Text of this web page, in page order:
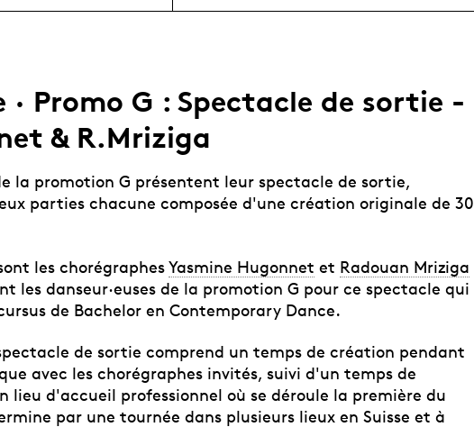
· Promo G : Spectacle de sortie -
& R.Mriziga
la promotion G présentent leur spectacle de sortie,
parties chacune composée d'une création originale de 30
les chorégraphesYasmine Hugonnet et Radouan Mriziga
les danseur·euses de la promotion G pour ce spectacle qui
de Bachelor en Contemporary Dance.
de sortie comprend un temps de création pendant
avec les chorégraphes invités, suivi d'un temps de
lieu d'accueil professionnel où se déroule la première du
par une tournée dans plusieurs lieux en Suisse et à